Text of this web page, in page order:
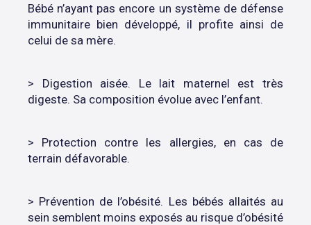
Bébé n’ayant pas encore un système de défense
immunitaire bien développé, il profite ainsi de
celui de sa mère.
> Digestion aisée. Le lait maternel est très
digeste. Sa composition évolue avec l’enfant.
> Protection contre les allergies, en cas de
terrain défavorable.
> Prévention de l’obésité. Les bébés allaités au
sein semblent moins exposés au risque d’obésité